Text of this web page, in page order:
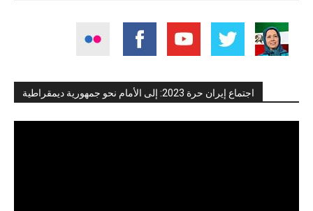
اجتماع إيران حرة 2023: إلى الأمام نحو جمهورية ديمقراطية